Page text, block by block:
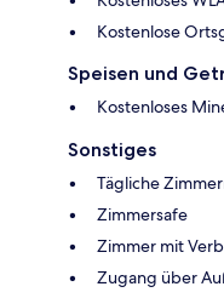
Kostenlose
Speisen und
Kostenloses
Sonstiges
Tägliche
Zimmersafe
Zimmer mit
Zugang über